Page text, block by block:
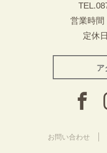
TEL.
営業時
定休
ア
お問い合わせ